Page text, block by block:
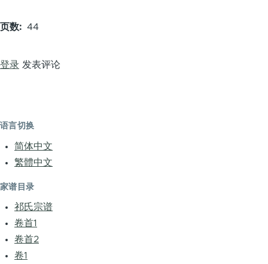
页数 44
登录 发表评论
语言切换
简体中文
繁體中文
家谱目录
祁氏宗谱
卷首1
卷首2
卷1